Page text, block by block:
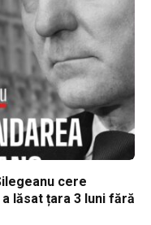
cere
lăsat țara 3 luni fără